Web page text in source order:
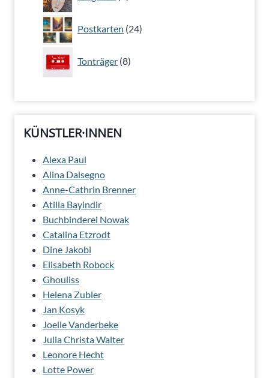
Produkt
Postkarten 24
24
Produkte
Tonträger 8
8
Produkte
KÜNSTLER·INNEN
Alexa Paul
Alina Dalsegno
Anne-Cathrin Brenner
Atilla Bayindir
Buchbinderei Nowak
Catalina Etzrodt
Dine Jakobi
Elisabeth Robock
Ghouliss
Helena Zubler
Jan Kosyk
Joelle Vanderbeke
Julia Christa Walter
Leonore Hecht
Lotte Power